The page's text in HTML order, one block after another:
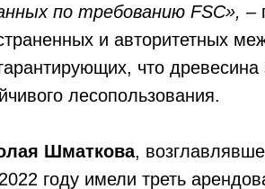
по требованию FSC», –
и авторитетных
что
лесопользования.
Шматкова,
году имели треть